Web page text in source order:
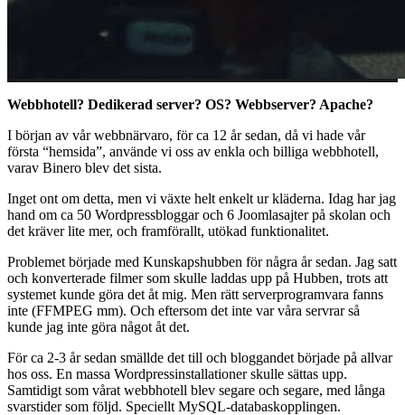
Webbhotell? Dedikerad server? OS? Webbserver? Apache?
I början av vår webbnärvaro, för ca 12 år sedan, då vi hade vår
första “hemsida”, använde vi oss av enkla och billiga webbhotell,
varav Binero blev det sista.
Inget ont om detta, men vi växte helt enkelt ur kläderna. Idag har jag
hand om ca 50 Wordpressbloggar och 6 Joomlasajter på skolan och
det kräver lite mer, och framförallt, utökad funktionalitet.
Problemet började med Kunskapshubben för några år sedan. Jag satt
och konverterade filmer som skulle laddas upp på Hubben, trots att
systemet kunde göra det åt mig. Men rätt serverprogramvara fanns
inte (FFMPEG mm). Och eftersom det inte var våra servrar så
kunde jag inte göra något åt det.
För ca 2-3 år sedan smällde det till och bloggandet började på allvar
hos oss. En massa Wordpressinstallationer skulle sättas upp.
Samtidigt som vårat webbhotell blev segare och segare, med långa
svarstider som följd. Speciellt MySQL-databaskopplingen.